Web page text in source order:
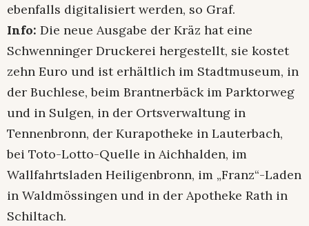
ebenfalls digitalisiert werden, so Graf.
Info: Die neue Ausgabe der Kräz hat eine
Schwenninger Druckerei hergestellt, sie kostet
zehn Euro und ist erhältlich im Stadtmuseum, in
der Buchlese, beim Brantnerbäck im Parktorweg
und in Sulgen, in der Ortsverwaltung in
Tennenbronn, der Kurapotheke in Lauterbach,
bei Toto-Lotto-Quelle in Aichhalden, im
Wallfahrtsladen Heiligenbronn, im „Franz“-Laden
in Waldmössingen und in der Apotheke Rath in
Schiltach.